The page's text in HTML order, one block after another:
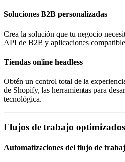
Soluciones B2B personalizadas
Crea la solución que tu negocio
API de B2B y aplicaciones
Tiendas online headless
Obtén un control total de la
de Shopify, las herramientas para
tecnológica.
Flujos de trabajo optimizados
Automatizaciones del flujo de